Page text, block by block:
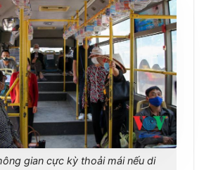
gian cực kỳ thoải mái nếu di